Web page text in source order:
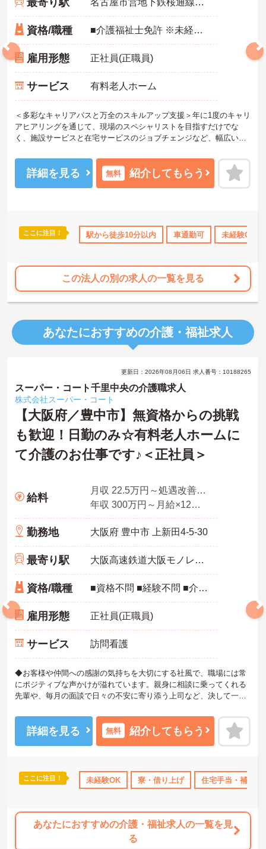
育児補助 年間休日110日以上 ブランクOK 資格取得サポート
最寄り駅 名古屋市営地下鉄桜通線「吹上(愛知)駅」徒歩4分
資格/職種 ■介護福祉士免許 ※未経験・ブランク可
雇用形態 正社員(正職員)
サービス 有料老人ホーム
＜多彩なキャリアパスと万全のスキルアップ支援＞年に1度のキャリ
アヒアリングを通じて、現場のスペシャリストを目指すだけでな
く、施設サービスと在宅サービスのジョブチェンジなど、幅広い経
＜プライベートも充実させる嬉しい福利厚生＞仕事の疲れを癒やす
ための制度も充実しています。各地のレジャー施設や宿泊が最大8
0％オフになる優待制度や、勤続5年ごとの「特別連続有給休暇（5
＜＜ICT導入が進む効率的な現場で、身体的負担を減らしケアに専念
＞スマホ記録や睡眠測定センサー等の導入で月400時間の生産性向上
詳細を見る 無料 紹介してもらう
ここに注目！ 駅から徒歩10分以内 車通勤可 未経験OK
この法人の別の求人の一覧を見る
あなたにおすすめの介護・福祉求人
産休･育休･介護休暇取得実績あり 社会保険完備 交通費支給
更新日：2026年08月06日 求人番号：10188265
スーパー・コート千里中央の介護職求人
株式会社スーパー・コート
【大阪府／豊中市】無資格からの挑戦
も歓迎！日勤のみ☆有料老人ホームに
て介護のお仕事です♪＜正社員＞
給料
月収 22.5万円～処遇改善手当、特定処遇手当、業務手当
年収 300万円～月給×12ヶ月＋賞与
勤務地 大阪府 豊中市 上新田4-5-30
最寄り駅 大阪高速鉄道大阪モノレール「千里中央駅」徒歩13分
資格/職種 ■資格不問 ■経験不問 ■介護職員初任者研修（ヘルパー2級）以上あれば尚可
雇用形態 正社員(正職員)
サービス 訪問看護
◆お客様や仲間への感謝の気持ちを大切にする社風で、職場には常
にポジティブな声かけが溢れています。親身に相談に乗ってくれる
先輩や、毎月の面談で日々の不安に寄り添う上司など、決して一人
社でも自然と馴染める職場です。
◆無資格からでもプロフェッショナルを目指せる「資格取得支援制
度」を完備しています。初任者研修から国家資格である介護福祉士
◆法人独自の介護技術認定制度「ケアマイスター」により、身につ
けたスキルを5段階でしっかり評価し手当で還元。さらに「目標管理
詳細を見る 無料 紹介してもらう
ここに注目！ 未経験OK 寮・借り上げ 住宅手当・補助
あなたにおすすめの介護・福祉求人の一覧を見
る